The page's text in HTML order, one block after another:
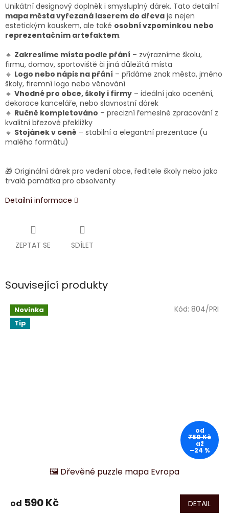
Unikátní designový doplněk i smysluplný dárek. Tato detailní
mapa města vyřezaná laserem do dřeva je nejen
estetickým kouskem, ale také osobní vzpomínkou nebo
reprezentačním artefaktem.
🔸 Zakreslíme místa podle přání – zvýrazníme školu,
firmu, domov, sportoviště či jiná důležitá místa
🔸 Logo nebo nápis na přání – přidáme znak města, jméno
školy, firemní logo nebo věnování
🔸 Vhodné pro obce, školy i firmy – ideální jako ocenění,
dekorace kanceláře, nebo slavnostní dárek
🔸 Ručně kompletováno – precizní řemeslné zpracování z
kvalitní březové překližky
🔸 Stojánek v ceně – stabilní a elegantní prezentace (u
malého formátu)
🎁 Originální dárek pro vedení obce, ředitele školy nebo jako
trvalá památka pro absolventy
Detailní informace
ZEPTAT SE SDÍLET
Související produkty
Novinka
Tip
od
750 Kč
až
–24 %
🖼️ Dřevěné puzzle mapa Evropa
od 590 Kč DETAIL
Kód: 804/PRI